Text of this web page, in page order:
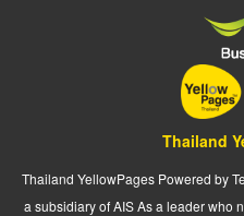
Thailand
Thailand YellowPages Powered by
a subsidiary of AIS As a leader who